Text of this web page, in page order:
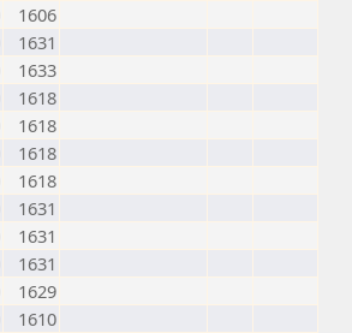
1606
1631
1633
1618
1618
1618
1618
1631
1631
1631
1629
1610